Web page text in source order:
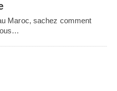
Maroc, sachez comment